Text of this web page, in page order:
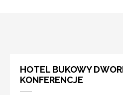
HOTEL BUKOWY
KONFERENCJE